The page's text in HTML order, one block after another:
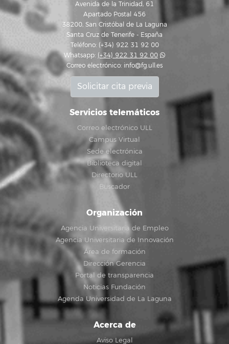
Avenida de la Trinidad, 61
Apartado Postal 456
38200, San Cristóbal de La Laguna
Santa Cruz de Tenerife - España
Teléfono: (+34) 922 31 92 00
Whatsapp: (+34) 922 31 92 00
Correo electrónico: info@fg.ull.es
Solicitar cita previa
Servicios telemáticos
Correo electrónico ULL
Campus Virtual
Sede electrónica
Biblioteca digital
Directorio ULL
Buscador
Organización
Agencia Universitaria de Empleo
Agencia Universitaria de Innovación
Área de formación
Dirección Gerencia
Portal de transparencia
Noticias Fundación
Agenda Universidad de La Laguna
Acerca de
Aviso Legal